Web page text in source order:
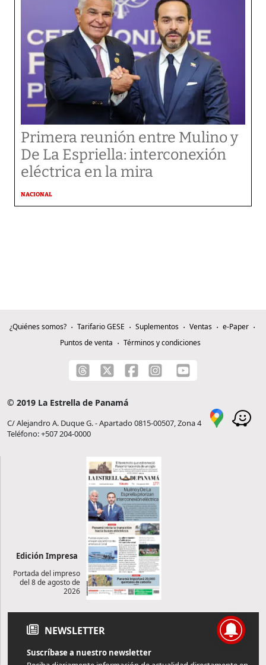
Primera reunión entre Mulino y
De La Espriella: interconexión
eléctrica en la mira
NACIONAL
¿Quiénes somos? Tarifario GESE Suplementos Ventas
e-Paper
Puntos de venta
Términos y condiciones
© 2019 La Estrella de Panamá
C/ Alejandro A. Duque G. - Apartado 0815-00507, Zona 4
Teléfono: +507 204-0000
Edición Impresa
Portada del impreso
del 8 de agosto de
2026
NEWSLETTER
Suscríbase a nuestro newsletter